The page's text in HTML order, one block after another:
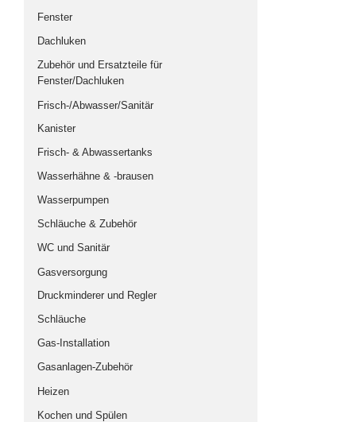
Dächer Zubehör/ Ersatzteile
Multivan-Möbel & Ergänzungsmodule
Renault Trafic / Opel Vivaro
VW T4 Multivan
VW T5/T6 Multivan
Universalmöbel
Multivan Beach und California Beach
MB Vito / Viano
Ford Euroline
Sitze und Sitzbank-Systeme
zillka-Sitz-Liegebank-System
REIMO-Sitz-Liegebank-Systeme
Universal-Sitz-Liegebank-Systeme
Sitze
Sicherheitsgurt-Systeme
Drehkonsolen
Gebraucht-, Vorführ-, Auslauf-, Zweite Wahl-
Artikel
Fenster
Dachluken
Zubehör und Ersatzteile für
Fenster/Dachluken
Frisch-/Abwasser/Sanitär
Kanister
Frisch- & Abwassertanks
Wasserhähne & -brausen
Wasserpumpen
Schläuche & Zubehör
WC und Sanitär
Gasversorgung
Druckminderer und Regler
Schläuche
Gas-Installation
Gasanlagen-Zubehör
Heizen
Kochen und Spülen